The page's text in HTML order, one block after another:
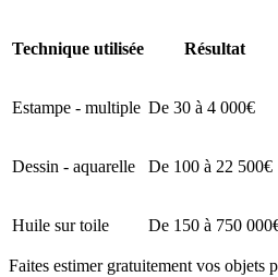
Technique utilisée Résultat
Estampe - multiple De 30 à 4 000€
Dessin - aquarelle De 100 à 22 500€
Huile sur toile De 150 à 750
Faites estimer gratuitement vos objets